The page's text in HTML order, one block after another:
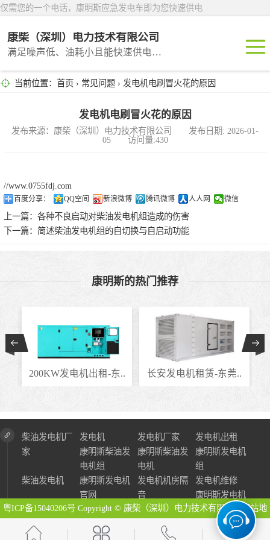
仅需您的一个电话，康明斯应急发电车即为您快速供电
康柴（深圳）电力技术有限公司
满足噪声低、油耗小且能快速供电的租赁产品
当前位置： 首页 › 常见问题 › 发电机电刷冒火花的原因
发电机电刷冒火花的原因
发布来源：康柴（深圳）电力技术有限公司 发布日期: 2026-01-
05 访问量:430
//www.0755fdj.com
百度分享： QQ空间 新浪微博 腾讯微博 人人网 微信
上一篇： 各种不良启动对柴油发电机组造成的伤害
下一篇： 简述柴油发电机组的自切换与自启动功能
康明斯的热门推荐
200KW发电机出租-东.. 长安发电机租赁-东莞..
柴油发电机厂
家
发电机 发电机厂家
发电机出租
康明斯柴油发
电机组
康明斯柴油发
电机
康明斯发电机
组
柴油发电机
康明斯发电机
官网
发电机机房隔
音
发电机维修
康明斯发电机
粤ICP备15040206号 Copyright © 康柴（深圳）电力技术有限公司 网站地
图
深圳租赁
汕头租赁